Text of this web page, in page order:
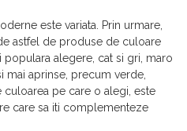
este variata. Prin urmare,
astfel de produse de culoare
populara alegere, cat si gri, maro
mai aprinse, precum verde,
culoarea pe care o alegi, este
care sa iti complementeze